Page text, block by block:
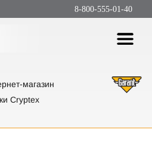
8-800-555-01-40
магазин
Cryptex